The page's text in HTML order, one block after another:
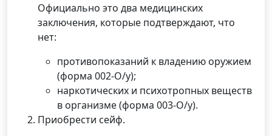
Официально это два медицинских
заключения, которые подтверждают, что
нет:
противопоказаний к владению оружием
(форма 002-О/у);
наркотических и психотропных веществ
в организме (форма 003-О/у).
Приобрести сейф.